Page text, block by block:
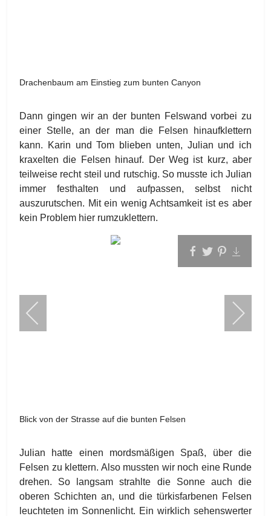
Drachenbaum am Einstieg zum bunten Canyon
Dann gingen wir an der bunten Felswand vorbei zu
einer Stelle, an der man die Felsen hinaufklettern
kann. Karin und Tom blieben unten, Julian und ich
kraxelten die Felsen hinauf. Der Weg ist kurz, aber
teilweise recht steil und rutschig. So musste ich Julian
immer festhalten und aufpassen, selbst nicht
auszurutschen. Mit ein wenig Achtsamkeit ist es aber
kein Problem hier rumzuklettern.
Blick von der Strasse auf die bunten Felsen
Julian hatte einen mordsmäßigen Spaß, über die
Felsen zu klettern. Also mussten wir noch eine Runde
drehen. So langsam strahlte die Sonne auch die
oberen Schichten an, und die türkisfarbenen Felsen
leuchteten im Sonnenlicht. Ein wirklich sehenswerter